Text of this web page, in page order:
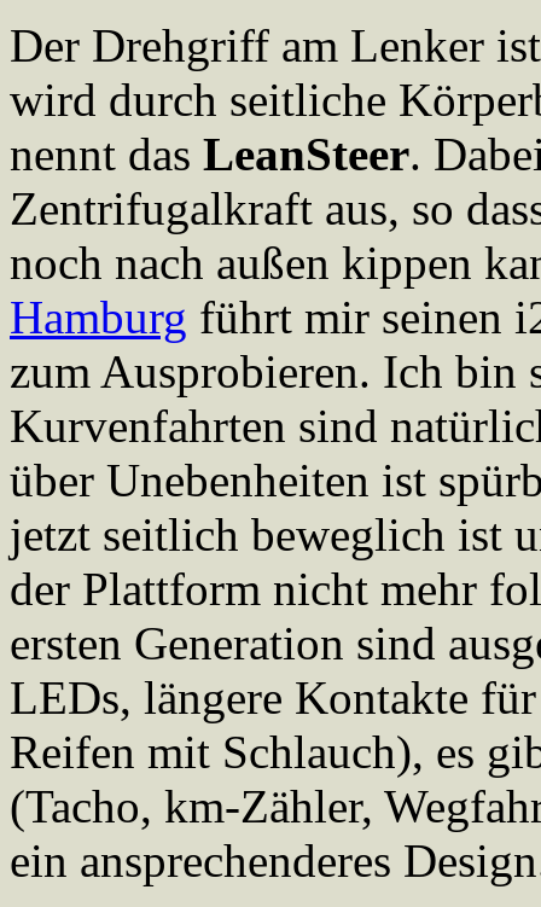
Der Drehgriff am Lenker
wird durch seitliche
nennt das LeanSteer.
Zentrifugalkraft aus, so
noch nach außen kippen
Hamburg führt mir seinen
zum Ausprobieren. Ich bin
Kurvenfahrten sind
über Unebenheiten ist
jetzt seitlich beweglich ist
der Plattform nicht mehr
ersten Generation sind
LEDs, längere Kontakte
Reifen mit Schlauch), es
(Tacho, km-Zähler,
ein ansprechenderes